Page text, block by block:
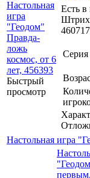
Быстрый
просмотр
Есть
Серия
Настольная игра